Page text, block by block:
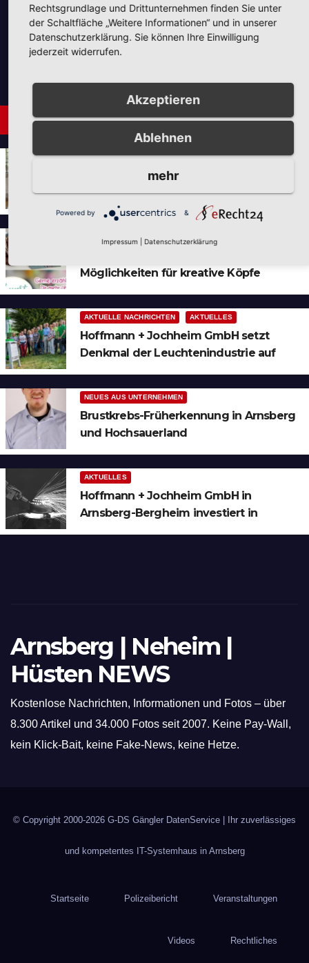
Unsere Partner
Neues aus Unternehmen
AUS DER UMGEBUNG NEUES AUS UNTERNEHMEN
Tie the Day Weddings –
Hochzeitsplanung im Sauerland &
Ruhrgebiet
Möglichkeiten für kreative Köpfe
AKTUELLE NACHRICHTEN AKTUELLES
Hoffmann + Jochheim GmbH setzt
Denkmal der Leuchtenindustrie auf
NEUES AUS UNTERNEHMEN
Brustkrebs-Früherkennung in Arnsberg
und Hochsauerland
AKTUELLES
Hoffmann + Jochheim GmbH in
Arnsberg-Bergheim investiert in
Arnsberg | Neheim |
Hüsten NEWS
Kostenlose Nachrichten, Informationen und Fotos – über
8.300 Artikel und 34.000 Fotos seit 2007. Keine Pay-Wall,
kein Klick-Bait, keine Fake-News, keine Hetze.
© Copyright 2000-2026 G-DS Gängler DatenService | Ihr zuverlässiges
und kompetentes IT-Systemhaus in Arnsberg
Startseite Polizeibericht Veranstaltungen
Videos Rechtliches
Rechtsgrundlage und Drittunternehmen finden Sie unter
der Schaltfläche „Weitere Informationen“ und in unserer
Datenschutzerklärung. Sie können Ihre Einwilligung
jederzeit widerrufen.
Akzeptieren
Ablehnen
mehr
Powered by &
Impressum Datenschutzerklärung